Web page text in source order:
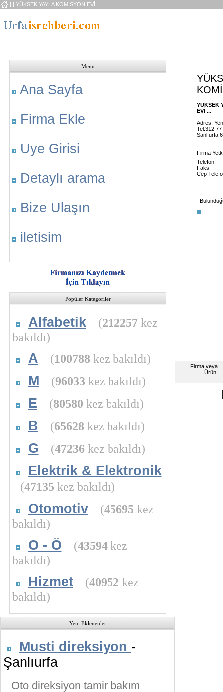
| | YÜKSEK YAYLA KOMİSYON EVİ
Menu
Ana Sayfa
Firma Ekle
Uye Girisi
Detaylı arama
Bize Ulaşın
iletisim
Popüler Kategoriler
Alfabetik (212257kez
bakıldı)
A (100788 kez bakıldı)
M (96033 kez bakıldı)
E (80580 kez bakıldı)
B (65628 kez bakıldı)
G (47236 kez bakıldı)
Elektrik & Elektronik
(47135 kez bakıldı)
Otomotiv (45695 kez
bakıldı)
O - Ö (43594kez
bakıldı)
Hizmet (40952 kez
bakıldı)
Yeni Eklenenler
Musti direksiyon -
Şanlıurfa
Oto direksiyon tamir bakım
YÜKSEK
EVİ ...
Adres:
Tel:312 77
Şanlıurfa
Firma
Telefon:
Faks:
Cep
Firma veya
Ürün: